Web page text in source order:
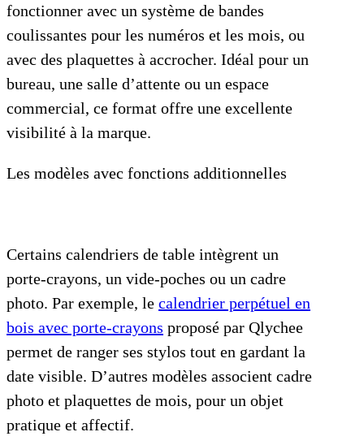
fonctionner avec un système de bandes
coulissantes pour les numéros et les mois, ou
avec des plaquettes à accrocher. Idéal pour un
bureau, une salle d’attente ou un espace
commercial, ce format offre une excellente
visibilité à la marque.
Les modèles avec fonctions additionnelles
Certains calendriers de table intègrent un
porte-crayons, un vide-poches ou un cadre
photo. Par exemple, le calendrier perpétuel en
bois avec porte-crayons proposé par Qlychee
permet de ranger ses stylos tout en gardant la
date visible. D’autres modèles associent cadre
photo et plaquettes de mois, pour un objet
pratique et affectif.